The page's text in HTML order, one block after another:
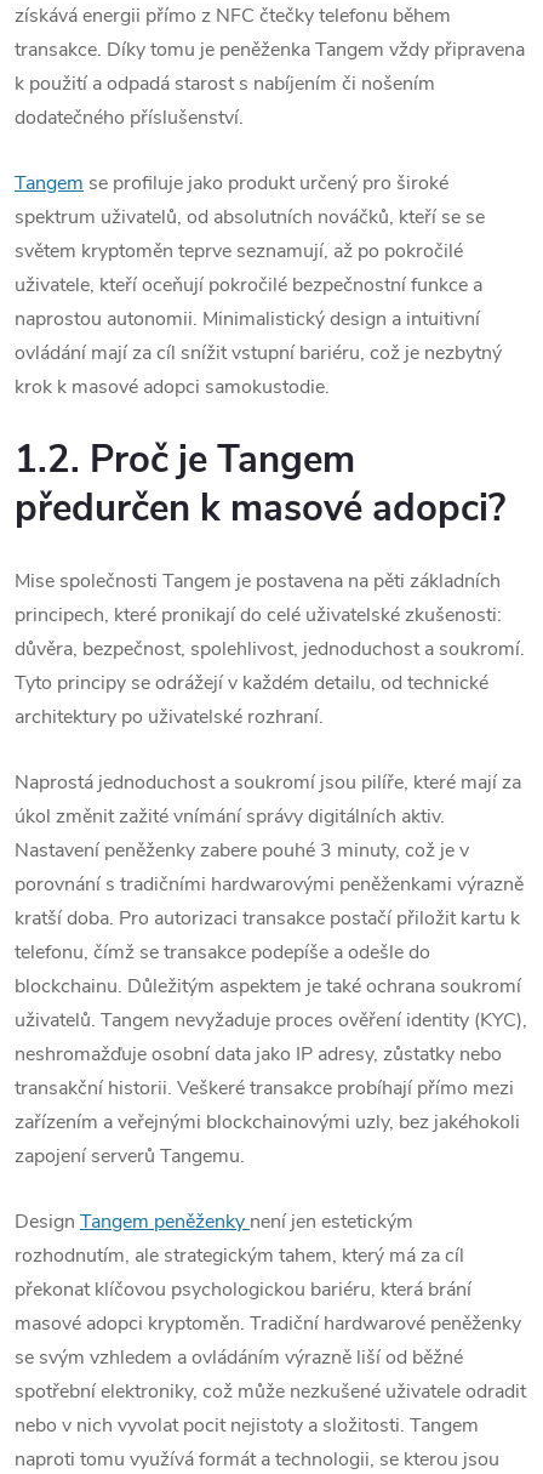
získává energii přímo z NFC čtečky telefonu během
transakce. Díky tomu je peněženka Tangem vždy připravena
k použití a odpadá starost s nabíjením či nošením
dodatečného příslušenství.
Tangem se profiluje jako produkt určený pro široké
spektrum uživatelů, od absolutních nováčků, kteří se se
světem kryptoměn teprve seznamují, až po pokročilé
uživatele, kteří oceňují pokročilé bezpečnostní funkce a
naprostou autonomii. Minimalistický design a intuitivní
ovládání mají za cíl snížit vstupní bariéru, což je nezbytný
krok k masové adopci samokustodie.
1.2. Proč je Tangem
předurčen k masové adopci?
Mise společnosti Tangem je postavena na pěti základních
principech, které pronikají do celé uživatelské zkušenosti:
důvěra, bezpečnost, spolehlivost, jednoduchost a soukromí.
Tyto principy se odrážejí v každém detailu, od technické
architektury po uživatelské rozhraní.
Naprostá jednoduchost a soukromí jsou pilíře, které mají za
úkol změnit zažité vnímání správy digitálních aktiv.
Nastavení peněženky zabere pouhé 3 minuty, což je v
porovnání s tradičními hardwarovými peněženkami výrazně
kratší doba. Pro autorizaci transakce postačí přiložit kartu k
telefonu, čímž se transakce podepíše a odešle do
blockchainu. Důležitým aspektem je také ochrana soukromí
uživatelů. Tangem nevyžaduje proces ověření identity (KYC),
neshromažďuje osobní data jako IP adresy, zůstatky nebo
transakční historii. Veškeré transakce probíhají přímo mezi
zařízením a veřejnými blockchainovými uzly, bez jakéhokoli
zapojení serverů Tangemu.
Design Tangem peněženky není jen estetickým
rozhodnutím, ale strategickým tahem, který má za cíl
překonat klíčovou psychologickou bariéru, která brání
masové adopci kryptoměn. Tradiční hardwarové peněženky
se svým vzhledem a ovládáním výrazně liší od běžné
spotřební elektroniky, což může nezkušené uživatele odradit
nebo v nich vyvolat pocit nejistoty a složitosti. Tangem
naproti tomu využívá formát a technologii, se kterou jsou